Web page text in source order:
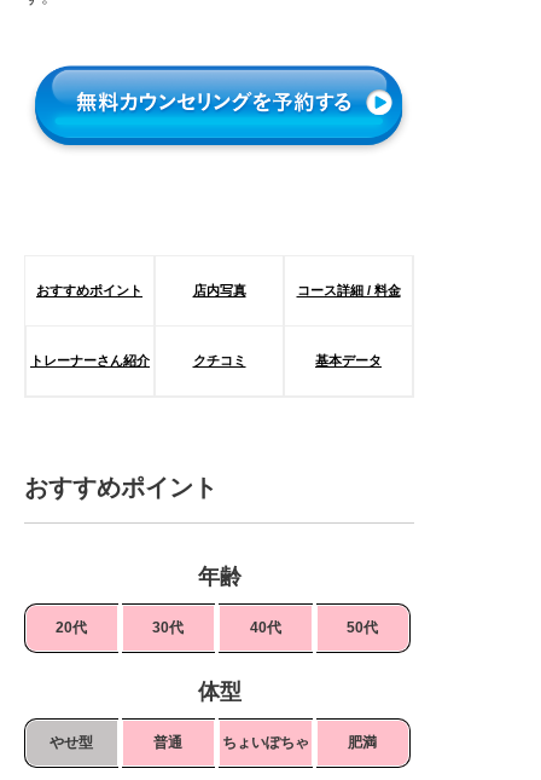
おすすめポイント 店内写真 コース詳細 / 料金
トレーナーさん紹介 クチコミ 基本データ
おすすめポイント
年齢
20代 30代 40代 50代
体型
やせ型 普通 ちょいぽちゃ 肥満